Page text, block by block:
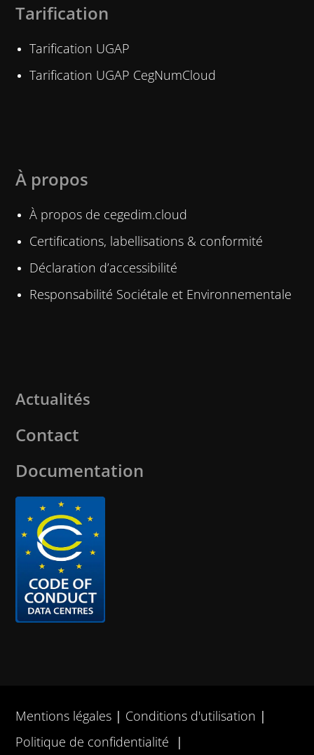
Tarification
Tarification UGAP
Tarification UGAP CegNumCloud
À propos
À propos de cegedim.cloud
Certifications, labellisations & conformité
Déclaration d’accessibilité
Responsabilité Sociétale et Environnementale
Actualités
Contact
Documentation
Mentions légales
Conditions d'utilisation
Politique de confidentialité